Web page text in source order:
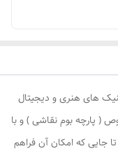
های هنری و دیجیتال
( پارچه بوم نقاشی ) و با
جایی که امکان آن فراهم